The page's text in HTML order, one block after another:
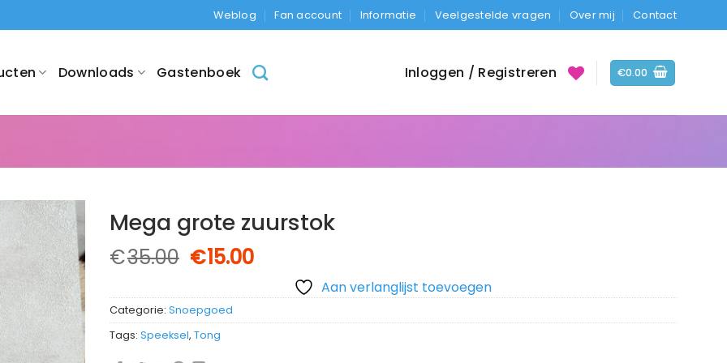
Weblog Fan account Informatie Veelgestelde vragen Over mij Contact
Downloads Gastenboek Inloggen / Registreren €0.00
Mega grote zuurstok
€35.00 Oorspronkelijke
was:
€35.00.
€15.00Huidige
is: Aan verlanglijst toevoegen
Categorie: Snoepgoed
Tags: Speeksel, Tong